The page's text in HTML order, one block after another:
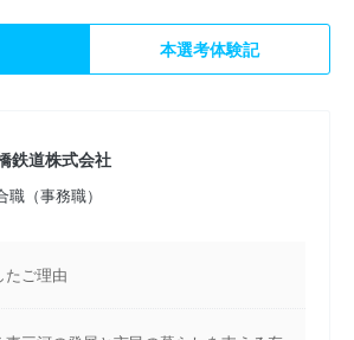
本選考体験記
鉄道株式会社
職（事務職）
たご理由